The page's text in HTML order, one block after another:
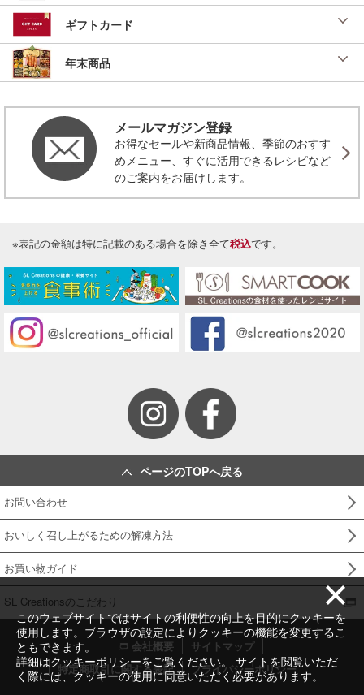
このウェブサイトではサイトの利便性の向上を目的にクッキーを
使用します。ブラウザの設定によりクッキーの機能を変更するこ
ともできます。
詳細はクッキーポリシーをご覧ください。 サイトを閲覧いただ
く際には、クッキーの使用に同意いただく必要があります。
ギフトカード
年末商品
メールマガジン登録
お得なセールや新商品情報、季節のおすす
めメニュー、すぐに活用できるレシピなど
のご案内をお届けします。
※表記の金額は特に記載のある場合を除き全て税込です。
ページのTOPへ戻る
お問い合わせ
おいしく召し上がるための解凍方法
お買い物ガイド
SL Creationsのこだわり
会社概要
サイトマップ
特定商取引に関する表記
プライバシーポリシー